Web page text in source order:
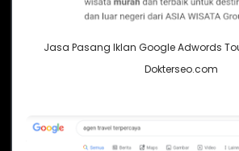
Jasa Pasang Iklan Google Adwords
Dokterseo.com